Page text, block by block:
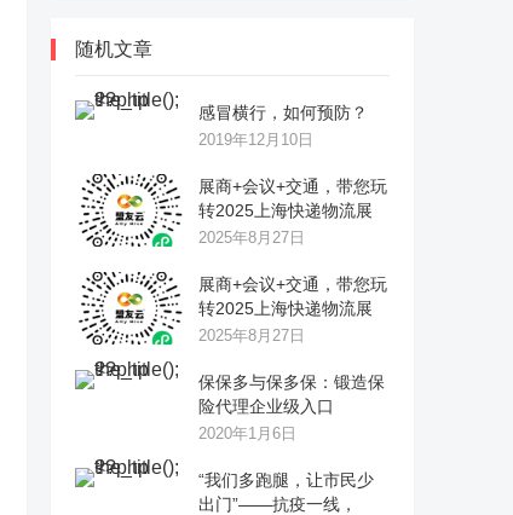
随机文章
感冒横行，如何预防？
2019年12月10日
展商+会议+交通，带您玩
转2025上海快递物流展
2025年8月27日
展商+会议+交通，带您玩
转2025上海快递物流展
2025年8月27日
保保多与保多保：锻造保
险代理企业级入口
2020年1月6日
“我们多跑腿，让市民少
出门”——抗疫一线，